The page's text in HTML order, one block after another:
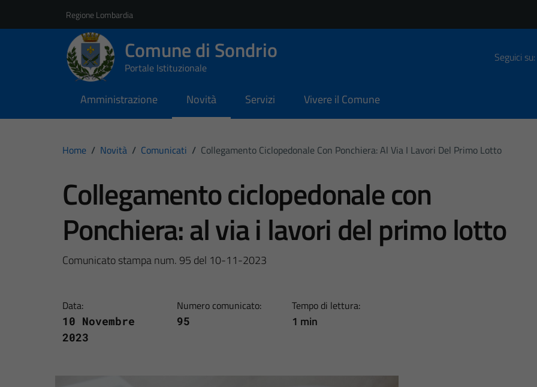
Regione Lombardia
Comune di Sondrio
Portale Istituzionale
Seguici su:
Amministrazione Novità Servizi Vivere il Comune
Home / Novità / Comunicati / Collegamento Ciclopedonale Con Ponchiera: Al Via I Lavori Del Primo Lotto
Collegamento ciclopedonale con
Ponchiera: al via i lavori del primo lotto
Comunicato stampa num. 95 del 10-11-2023
Data:
10 Novembre
2023
Numero comunicato:
95
Tempo di lettura:
1 min